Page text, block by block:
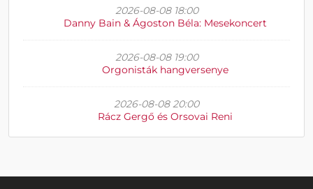
2026-08-08 18:00
Danny Bain & Ágoston Béla: Mesekoncert
2026-08-08 19:00
Orgonisták hangversenye
2026-08-08 20:00
Rácz Gergő és Orsovai Reni